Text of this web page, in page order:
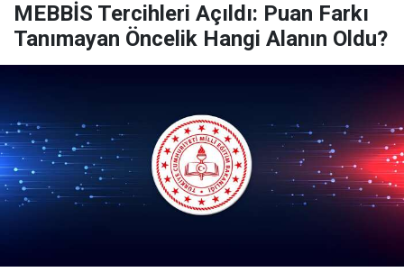
MEBBİS Tercihleri Açıldı: Puan Farkı
Tanımayan Öncelik Hangi Alanın Oldu?